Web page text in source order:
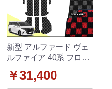
新型 アルファード ヴェ
ルファイア 40系 フロア
ッジ付) チェック柄シリ
￥31,400